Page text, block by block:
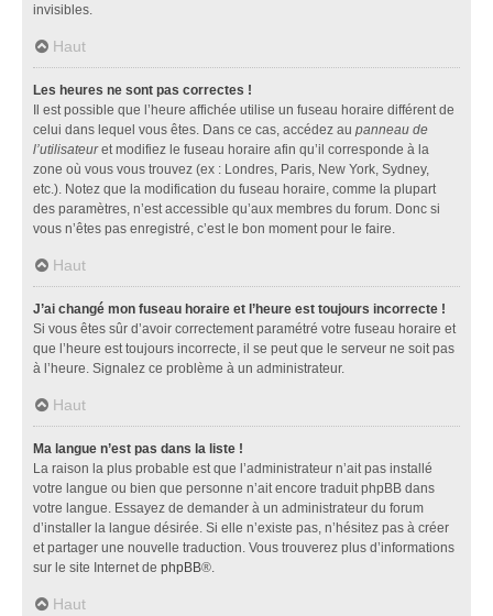
invisibles.
Haut
Les heures ne sont pas correctes !
Il est possible que l’heure affichée utilise un fuseau horaire différent de
celui dans lequel vous êtes. Dans ce cas, accédez au panneau de
l’utilisateuret modifiez le fuseau horaire afin qu’il corresponde à la
zone où vous vous trouvez (ex : Londres, Paris, New York, Sydney,
etc.). Notez que la modification du fuseau horaire, comme la plupart
des paramètres, n’est accessible qu’aux membres du forum. Donc si
vous n’êtes pas enregistré, c’est le bon moment pour le faire.
Haut
J’ai changé mon fuseau horaire et l’heure est toujours incorrecte !
Si vous êtes sûr d’avoir correctement paramétré votre fuseau horaire et
que l’heure est toujours incorrecte, il se peut que le serveur ne soit pas
à l’heure. Signalez ce problème à un administrateur.
Haut
Ma langue n’est pas dans la liste !
La raison la plus probable est que l’administrateur n’ait pas installé
votre langue ou bien que personne n’ait encore traduit phpBB dans
votre langue. Essayez de demander à un administrateur du forum
d’installer la langue désirée. Si elle n’existe pas, n’hésitez pas à créer
et partager une nouvelle traduction. Vous trouverez plus d’informations
sur le site Internet de phpBB®.
Haut